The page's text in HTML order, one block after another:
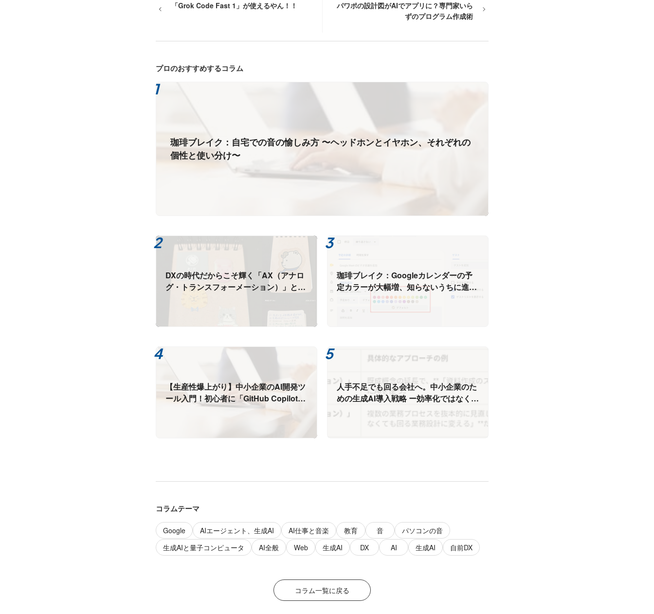
「Grok Code Fast 1」が使えるやん！！
パワポの設計図がAIでアプリに？専門家いら
ずのプログラム作成術
プロのおすすめするコラム
珈琲ブレイク：自宅での音の愉しみ方 〜ヘッドホンとイヤホン、それぞれの
個性と使い分け〜
DXの時代だからこそ輝く「AX（アナロ
グ・トランスフォーメーション）」とAI
エージェントの融合
珈琲ブレイク：Googleカレンダーの予
定カラーが大幅増、知らないうちに進化
する便利機能
【生産性爆上がり】中小企業のAI開発ツ
ール入門！初心者に「GitHub Copilot」
を激推しする理由
人手不足でも回る会社へ。中小企業のた
めの生成AI導入戦略 ー効率化ではなく
「勝てる仕組み」を作る方法ー
コラムテーマ
Google AIエージェント、生成AI AI仕事と音楽 教育 音
パソコンの音
生成AIと量子コンピュータ
AI全般 Web 生成AI DX AI 生成AI 自前DX
コラム一覧に戻る